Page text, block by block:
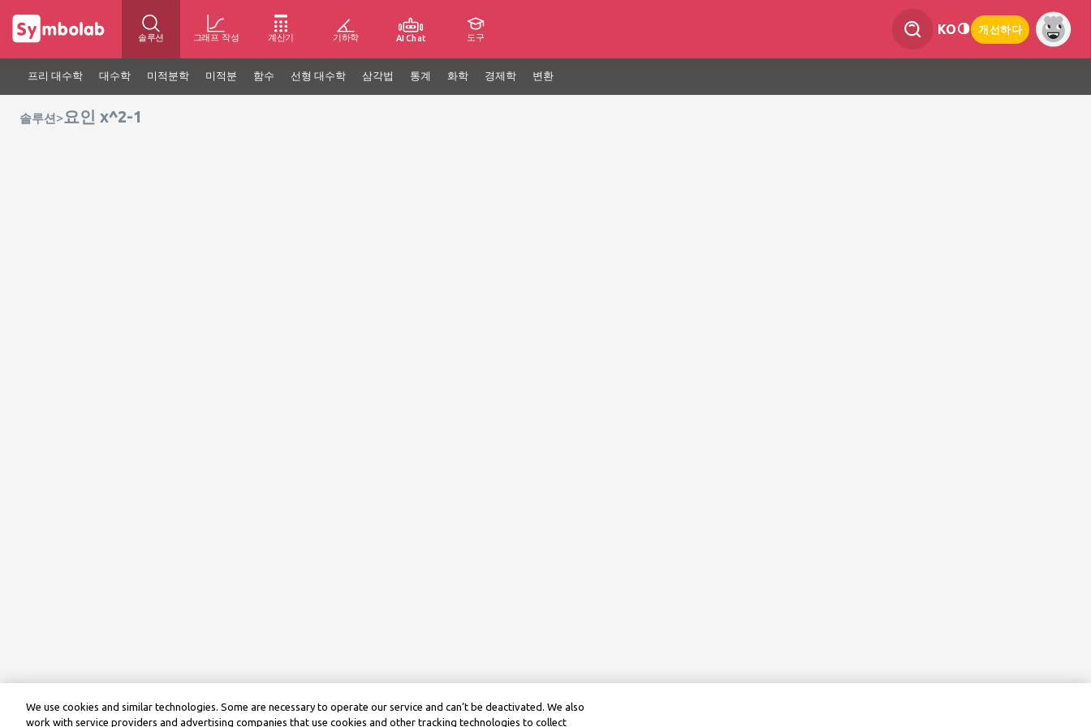
솔루션 그래프 작성 계산기 기하학 AI Chat 도구
KO 개선하다
프리 대수학 대수학 미적분학 미적분 함수 선형 대수학 삼각법 통계 화학 경제학 변환
솔루션 > 요인 x^2-1
We use cookies and similar technologies. Some are necessary to operate our service and can’t be deactivated. We also
work with service providers and advertising companies that use cookies and other tracking technologies to collect